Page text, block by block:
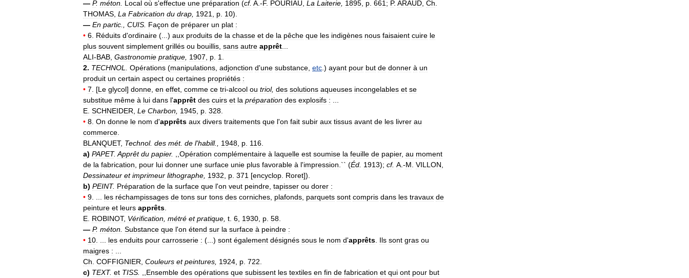
— P. méton Local où s'effectue une préparation (cf. A .-F. POURIAU La Laiterie 1895 p 661 ; P. ARAUD Ch
THOMAS La Fabrication du drap 1921 p 10).
— En partic CUIS Façon de préparer un plat :
• 6 Réduits d'ordinaire (...) aux produits de la chasse et de la pêche que les indigènes nous faisaient cuire le
plus souvent simplement grillés ou bouillis sans autre apprêt
ALI-BAB Gastronomie pratique 1907 p 1
2. TECHNOL Opérations (manipulations adjonction d'une substance etc .) ayant pour but de donner à un
produit un certain aspect ou certaines propriétés :
• 7 . [Le glycol] donne en effet comme ce tri-alcool ou triol, des solutions aqueuses incongelables et se
substitue même à lui dans l'apprêt des cuirs et la préparation des explosifs :
E SCHNEIDER Le Charbon 1945 p 328
• 8 On donne le nom d'apprêts aux divers traitements que l'on fait subir aux tissus avant de les livrer au
commerce
BLANQUET, Technol. des mét. de l'habill., 1948 p 116
a) PAPET. Apprêt du papier. Opération complémentaire à laquelle est soumise la feuille de papier, au moment
de la fabrication pour lui donner une surface unie plus favorable à l'impression .`` (Éd 1913); cf. A .-M VILLON
Dessinateur et imprimeur lithographe 1932 p 371 [encyclop Roret]).
b) PEINT. Préparation de la surface que l'on veut peindre tapisser ou dorer :
• 9 les réchampissages de tons sur tons des corniches plafonds parquets sont compris dans les travaux de
peinture et leurs apprêts
E ROBINOT, Vérification métré et pratique t 6 1930 p 58
— P. méton Substance que l'on étend sur la surface à peindre :
• 10 les enduits pour carrosserie : (...) sont également désignés sous le nom d'apprêts Ils sont gras ou
maigres :
Ch COFFIGNIER Couleurs et peintures 1924 p 722
c) TEXT. et TISS Ensemble des opérations que subissent les textiles en fin de fabrication et qui ont pour but